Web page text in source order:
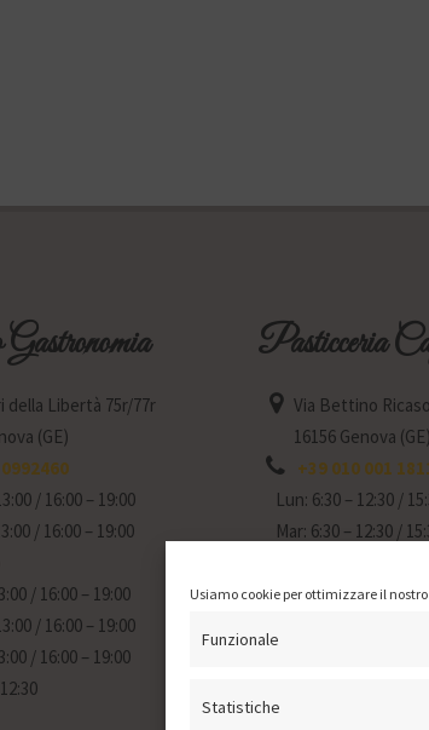
Usiamo cookie per ottimizzare il
Funzionale
Statistiche
della Libertà 75r/77r
(GE)
/ 16:00 – 19:00
/ 16:00 – 19:00
/ 16:00 – 19:00
/ 16:00 – 19:00
/ 16:00 – 19:00
Pasticceria
Via Bettino
16156 Genova (GE)
+39 010 001
Lun: 6:30 – 12:30 /
Mar: 6:30 – 12:30 /
Gio: 6:30 – 12:30 /